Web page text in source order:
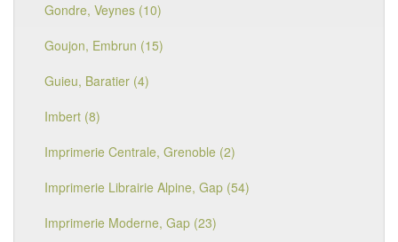
Gondre, Veynes (10)
Goujon, Embrun (15)
Guieu, Baratier (4)
Imbert (8)
Imprimerie Centrale, Grenoble (2)
Imprimerie Librairie Alpine, Gap (54)
Imprimerie Moderne, Gap (23)